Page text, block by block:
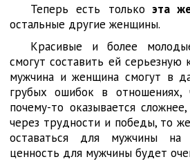
Теперь есть только эта
остальные другие женщины.
Красивые и более
смогут составить ей
мужчина и женщина смогут в
грубых ошибок в отношениях,
почему-то оказывается
через трудности и победы, то
оставаться для мужчины
ценность для мужчины будет